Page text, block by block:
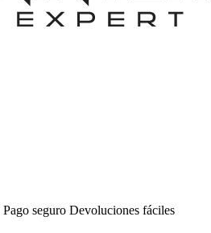
Pago seguro Devoluciones fáciles